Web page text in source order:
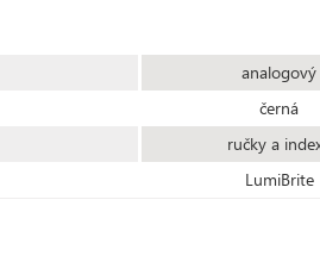
analogový
černá
ručky a
LumiBrite